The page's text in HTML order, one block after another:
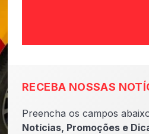
RECEBA NOSSAS
Preencha os campos
Notícias, Promoções e